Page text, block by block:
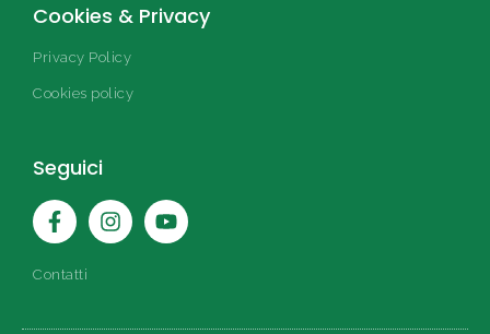
Cookies & Privacy
Privacy Policy
Cookies policy
Seguici
F
a
e
I
n
Y
o
Contatti